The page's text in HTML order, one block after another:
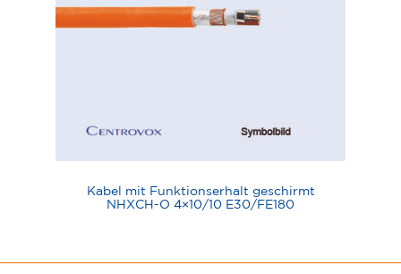
Kabel mit Funktionserhalt geschirmt
NHXCH-O 4×10/10 E30/FE180